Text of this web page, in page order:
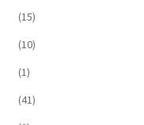
(15)
(10)
(1)
(41)